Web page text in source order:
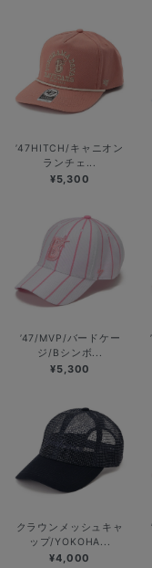
’47HITCH/キャニオン
ランチェ...
¥5,300
’47/MVP/バードケー
ジ/Bシンボ...
¥5,300
クラウンメッシュキャ
ップ/YOKOHA...
¥4,000